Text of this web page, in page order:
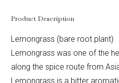
Product Description
Lemongrass (bare root plant)
Lemongrass was one of the
along the spice route from
Lemongrass is a bitter